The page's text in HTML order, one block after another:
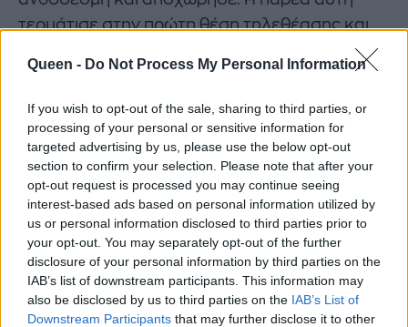
Queen - Do Not Process My Personal Information
If you wish to opt-out of the sale, sharing to third parties, or
processing of your personal or sensitive information for
targeted advertising by us, please use the below opt-out
section to confirm your selection. Please note that after your
opt-out request is processed you may continue seeing
interest-based ads based on personal information utilized by
us or personal information disclosed to third parties prior to
your opt-out. You may separately opt-out of the further
disclosure of your personal information by third parties on the
IAB’s list of downstream participants. This information may
also be disclosed by us to third parties on the IAB’s List of
Downstream Participants that may further disclose it to other
τερμάτισε στην πρώτη θέση τηλεθέασης και
ανανέωσε το ραντεβού της για τον Οκτώβριο.
ΚΑΤΕΡΙΝΑ ΚΑΡΑΒΑΤΟΥ ΔΑΚΡΥΓΟΝΑ
ΦΙΝΑΛΕ